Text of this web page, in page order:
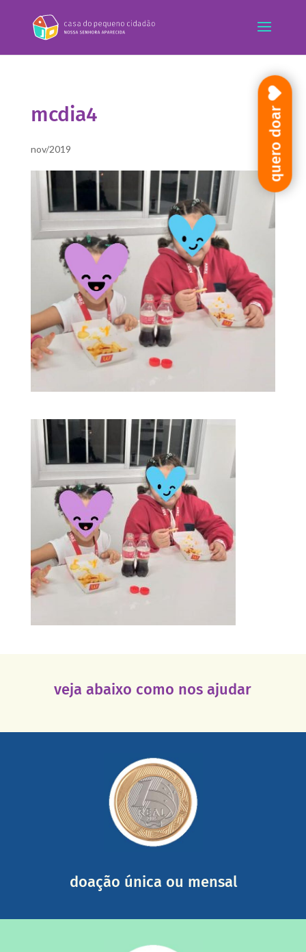
mcdia4
nov/2019
veja abaixo como nos ajudar
doação única ou mensal
mail mostrando tudo o que fizemos com a sua ajuda
somada a de outras pessoas.
saiba mais
quero doar